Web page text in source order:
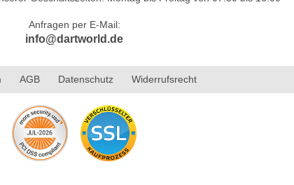
Anfragen per E-Mail:
info@dartworld.de
AGB Datenschutz Widerrufsrecht